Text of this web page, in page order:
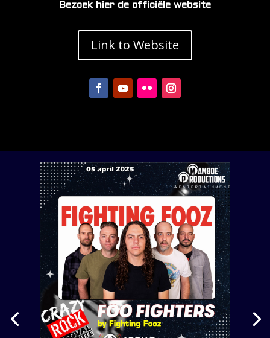
Bezoek hier de officiële website
Link to Website